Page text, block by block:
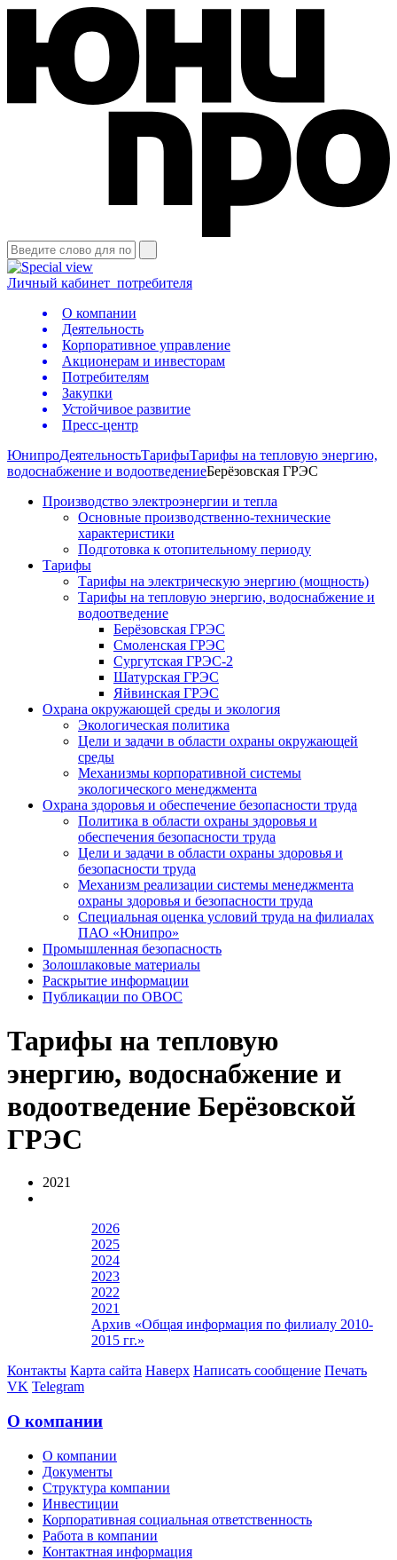
Личный кабинет потребителя
О компании
Деятельность
Корпоративное управление
Акционерам и инвесторам
Потребителям
Закупки
Устойчивое развитие
Пресс-центр
ЮнипроДеятельностьТарифыТарифы на тепловую энергию,
водоснабжение и водоотведениеБерёзовская ГРЭС
Производство электроэнергии и тепла
Основные производственно-технические
характеристики
Подготовка к отопительному периоду
Тарифы
Тарифы на электрическую энергию (мощность)
Тарифы на тепловую энергию, водоснабжение и
водоотведение
Берёзовская ГРЭС
Смоленская ГРЭС
Сургутская ГРЭС-2
Шатурская ГРЭС
Яйвинская ГРЭС
Охрана окружающей среды и экология
Экологическая политика
Цели и задачи в области охраны окружающей
среды
Механизмы корпоративной системы
экологического менеджмента
Охрана здоровья и обеспечение безопасности труда
Политика в области охраны здоровья и
обеспечения безопасности труда
Цели и задачи в области охраны здоровья и
безопасности труда
Механизм реализации системы менеджмента
охраны здоровья и безопасности труда
Специальная оценка условий труда на филиалах
ПАО «Юнипро»
Промышленная безопасность
Золошлаковые материалы
Раскрытие информации
Публикации по OBOC
Тарифы на тепловую
энергию, водоснабжение и
водоотведение Берёзовской
ГРЭС
2021
2026
2025
2024
2023
2022
2021
Архив «Общая информация по филиалу 2010-
2015 гг.»
Контакты Карта сайта Наверх Написать сообщение Печать
VK Telegram
О компании
О компании
Документы
Структура компании
Инвестиции
Корпоративная социальная ответственность
Работа в компании
Контактная информация